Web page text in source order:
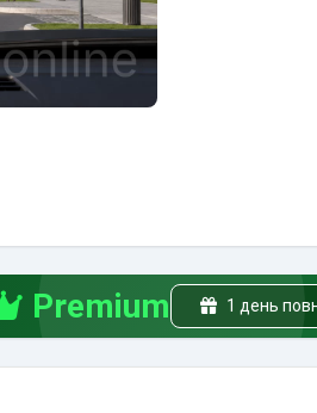
Premium 1 день